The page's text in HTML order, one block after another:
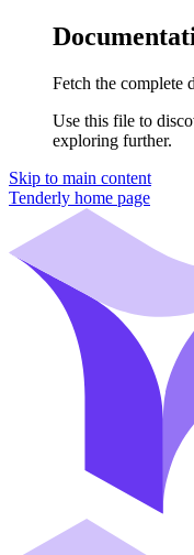
Fetch the complete
Use this file to
exploring further.
Skip to main content
Tenderly home page